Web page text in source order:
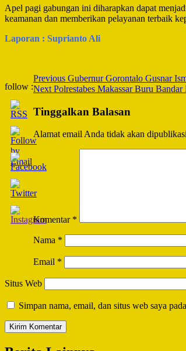
Apel pagi gabungan ini diharapkan dapat
keamanan dan memberikan pelayanan terbaik
Laporan : Suprianto Ali
follow :
Post
Navigation
Previous Gubernur Gorontalo Gusnar
Next Polrestabes Makassar Buru
Tinggalkan Balasan
Alamat email Anda tidak akan
Komentar *
Nama *
Email *
Situs Web
Simpan nama, email, dan situs web saya